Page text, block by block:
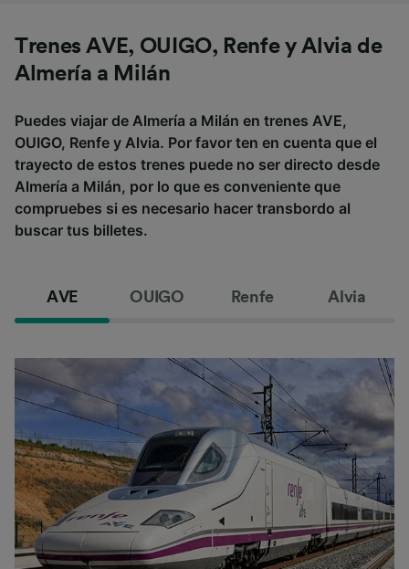
Trenes AVE, OUIGO, Renfe y Alvia de
Almería a Milán
Puedes viajar de Almería a Milán en trenes AVE,
OUIGO, Renfe y Alvia. Por favor ten en cuenta que el
trayecto de estos trenes puede no ser directo desde
Almería a Milán, por lo que es conveniente que
compruebes si es necesario hacer transbordo al
buscar tus billetes.
AVE OUIGO Renfe Alvia